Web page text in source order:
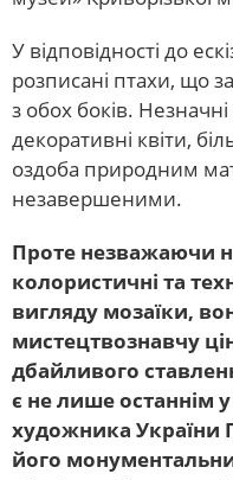
У відповідності до
розписані птахи, що
з обох боків. Незначні
декоративні квіти,
оздоба природним
незавершеними.
Проте незважаючи
колористичні та
вигляду мозаїки,
мистецтвознавчу
дбайливого
є не лише останнім
художника України
його